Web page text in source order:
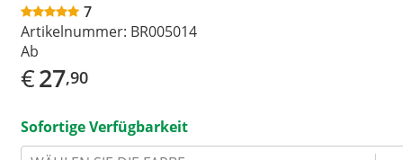
7
Artikelnummer: BR005014
Ab
€27,90
Sofortige Verfügbarkeit